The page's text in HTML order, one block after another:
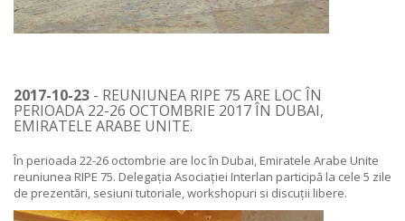
2017-10-23 - REUNIUNEA RIPE 75 ARE LOC ÎN
PERIOADA 22-26 OCTOMBRIE 2017 ÎN DUBAI,
EMIRATELE ARABE UNITE.
În perioada 22-26 octombrie are loc în Dubai, Emiratele Arabe Unite
reuniunea RIPE 75. Delegația Asociației Interlan participă la cele 5 zile
de prezentări, sesiuni tutoriale, workshopuri si discuții libere.